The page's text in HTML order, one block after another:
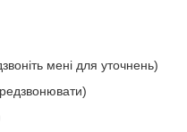
мені для уточнень)